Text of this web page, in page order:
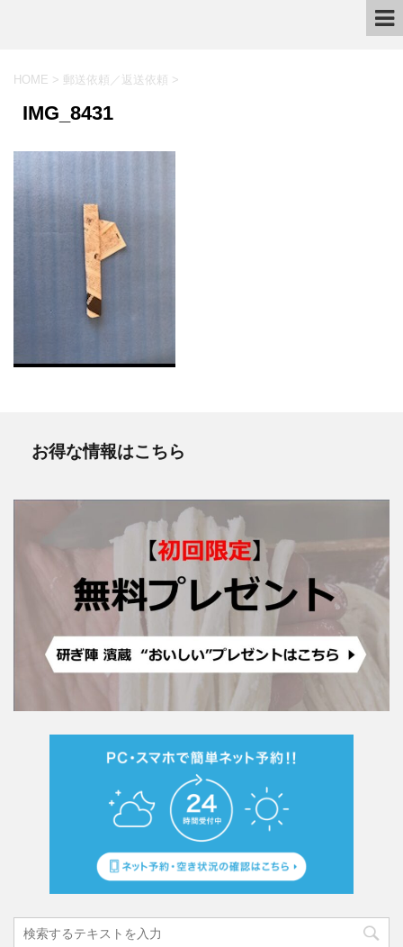
HOME > 郵送依頼／返送依頼 >
IMG_8431
お得な情報はこちら